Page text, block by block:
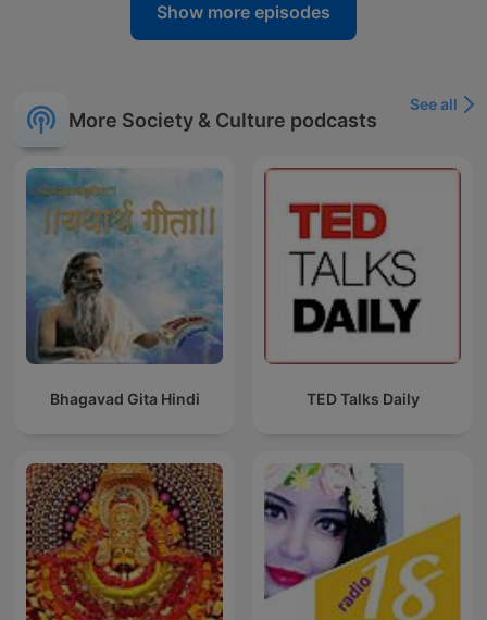
Show more episodes
More Society & Culture podcasts
See all
Bhagavad Gita Hindi TED Talks Daily